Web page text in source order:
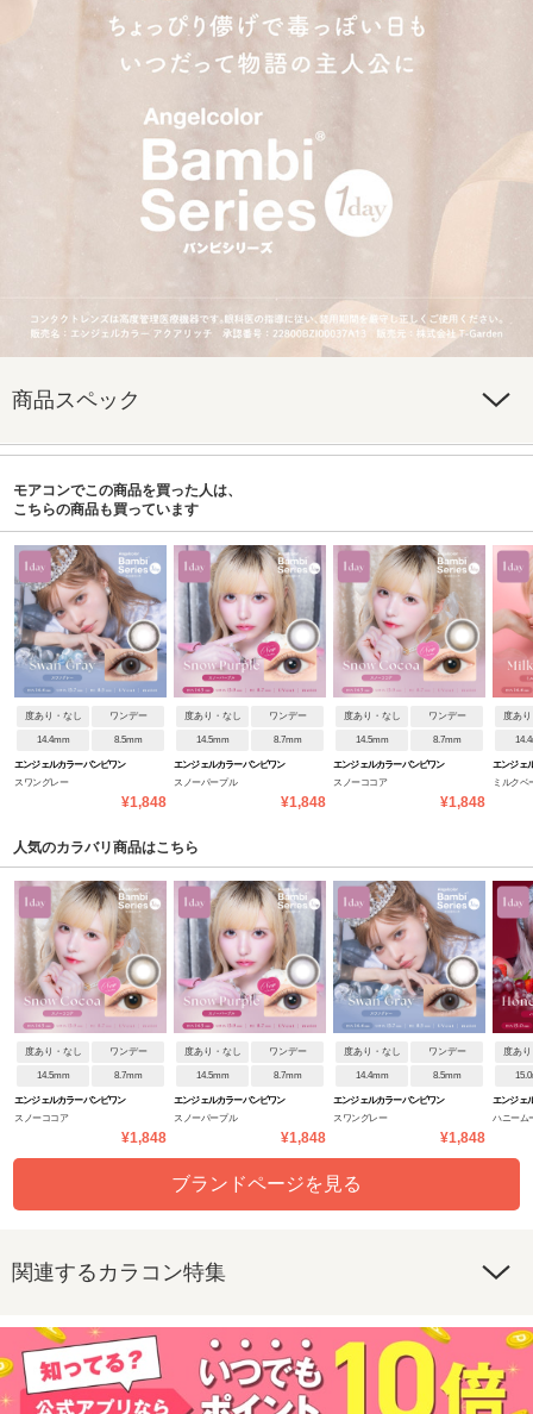
商品スペック
モアコンでこの商品を買った人は、
こちらの商品も買っています
度あり・なし ワンデー
14.4mm 8.5mm
エンジェルカラーバンビワン
スワングレー
¥1,848
度あり・なし ワンデー
14.5mm 8.7mm
エンジェルカラーバンビワン
スノーパープル
¥1,848
度あり・なし ワンデー
14.5mm 8.7mm
エンジェルカラーバンビワン
スノーココア
¥1,848
度あ
エンジェ
ミルクベ
人気のカラバリ商品はこちら
度あり・なし ワンデー
14.5mm 8.7mm
エンジェルカラーバンビワン
スノーココア
¥1,848
度あり・なし ワンデー
14.5mm 8.7mm
エンジェルカラーバンビワン
スノーパープル
¥1,848
度あり・なし ワンデー
14.4mm 8.5mm
エンジェルカラーバンビワン
スワングレー
¥1,848
度あ
エンジェ
ハニーム
ブランドページを見る
関連するカラコン特集